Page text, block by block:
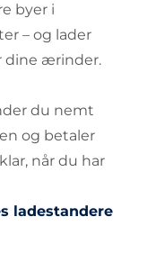
byer i
– og lader
dine ærinder.
du nemt
og betaler
når du har
ladestandere